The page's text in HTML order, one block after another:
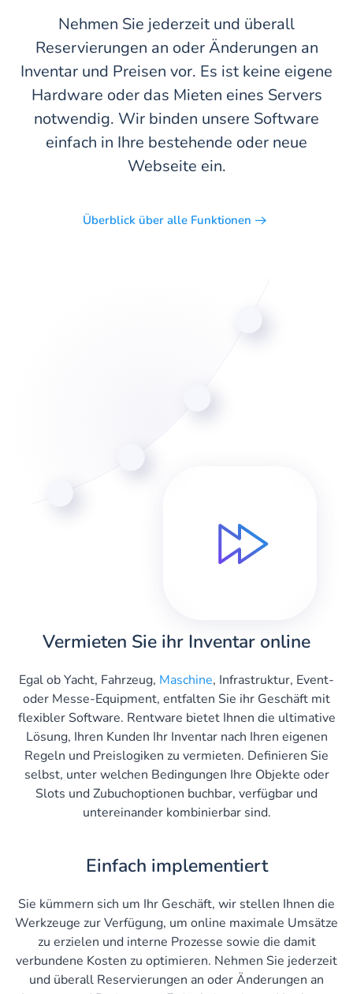
Nehmen Sie jederzeit und überall
Reservierungen an oder Änderungen an
Inventar und Preisen vor. Es ist keine eigene
Hardware oder das Mieten eines Servers
notwendig. Wir binden unsere Software
einfach in Ihre bestehende oder neue
Webseite ein.
Überblick über alle Funktionen
Vermieten Sie ihr Inventar online
Egal ob Yacht, Fahrzeug, Maschine, Infrastruktur, Event-
oder Messe-Equipment, entfalten Sie ihr Geschäft mit
flexibler Software. Rentware bietet Ihnen die ultimative
Lösung, Ihren Kunden Ihr Inventar nach Ihren eigenen
Regeln und Preislogiken zu vermieten. Definieren Sie
selbst, unter welchen Bedingungen Ihre Objekte oder
Slots und Zubuchoptionen buchbar, verfügbar und
untereinander kombinierbar sind.
Einfach implementiert
Sie kümmern sich um Ihr Geschäft, wir stellen Ihnen die
Werkzeuge zur Verfügung, um online maximale Umsätze
zu erzielen und interne Prozesse sowie die damit
verbundene Kosten zu optimieren. Nehmen Sie jederzeit
und überall Reservierungen an oder Änderungen an